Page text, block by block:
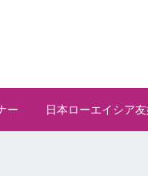
ー 日本ローエイシア